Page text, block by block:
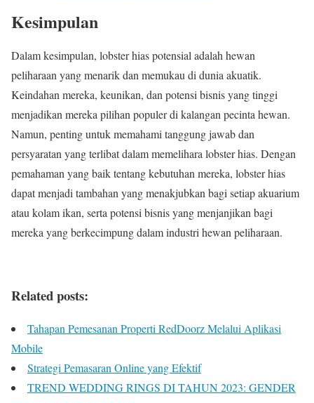
Kesimpulan
Dalam kesimpulan, lobster hias potensial adalah hewan
peliharaan yang menarik dan memukau di dunia akuatik.
Keindahan mereka, keunikan, dan potensi bisnis yang tinggi
menjadikan mereka pilihan populer di kalangan pecinta hewan.
Namun, penting untuk memahami tanggung jawab dan
persyaratan yang terlibat dalam memelihara lobster hias. Dengan
pemahaman yang baik tentang kebutuhan mereka, lobster hias
dapat menjadi tambahan yang menakjubkan bagi setiap akuarium
atau kolam ikan, serta potensi bisnis yang menjanjikan bagi
mereka yang berkecimpung dalam industri hewan peliharaan.
Related posts:
Tahapan Pemesanan Properti RedDoorz Melalui Aplikasi
Mobile
Strategi Pemasaran Online yang Efektif
TREND WEDDING RINGS DI TAHUN 2023: GENDER